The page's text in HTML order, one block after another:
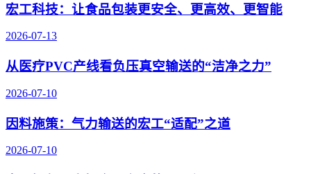
宏工科技：让食品包装更安全、更高效、更智能
2026-07-13
从医疗PVC产线看负压真空输送的“洁净之力”
2026-07-10
因料施策：气力输送的宏工“适配”之道
2026-07-10